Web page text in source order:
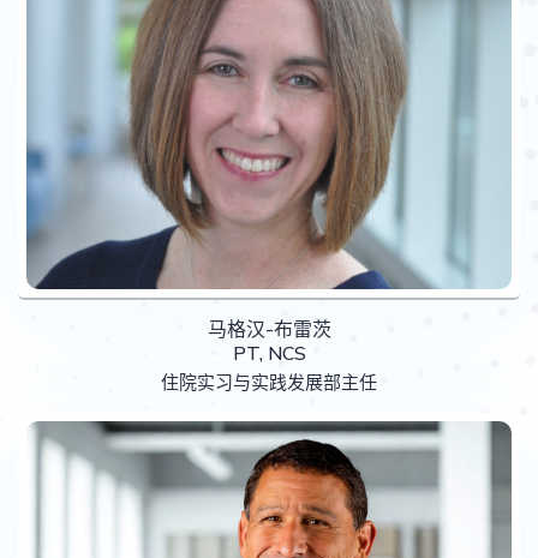
马格汉-布雷茨
PT, NCS
住院实习与实践发展部主任